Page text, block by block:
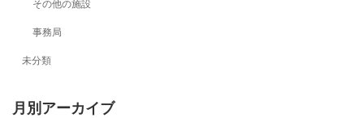
その他の施設
事務局
未分類
月別アーカイブ